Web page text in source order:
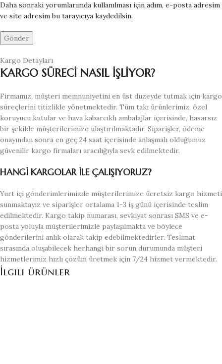
Daha sonraki yorumlarımda kullanılması için adım, e-posta adresim
ve site adresim bu tarayıcıya kaydedilsin.
Kargo Detayları
KARGO SÜRECİ NASIL İŞLİYOR?
Firmamız, müşteri memnuniyetini en üst düzeyde tutmak için kargo
süreçlerini titizlikle yönetmektedir. Tüm takı ürünlerimiz, özel
koruyucu kutular ve hava kabarcıklı ambalajlar içerisinde, hasarsız
bir şekilde müşterilerimize ulaştırılmaktadır. Siparişler, ödeme
onayından sonra en geç 24 saat içerisinde anlaşmalı olduğumuz
güvenilir kargo firmaları aracılığıyla sevk edilmektedir.
HANGİ KARGOLAR İLE ÇALIŞIYORUZ?
Yurt içi gönderimlerimizde müşterilerimize ücretsiz kargo hizmeti
sunmaktayız ve siparişler ortalama 1-3 iş günü içerisinde teslim
edilmektedir. Kargo takip numarası, sevkiyat sonrası SMS ve e-
posta yoluyla müşterilerimizle paylaşılmakta ve böylece
gönderilerini anlık olarak takip edebilmektedirler. Teslimat
sırasında oluşabilecek herhangi bir sorun durumunda müşteri
hizmetlerimiz hızlı çözüm üretmek için 7/24 hizmet vermektedir.
İlgili ürünler